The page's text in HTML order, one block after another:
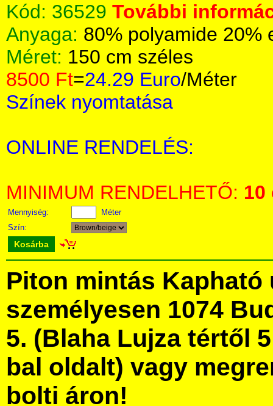
Kód: 36529 További
Anyaga: 80% polyamide 20%
Méret: 150 cm széles
8500 Ft=24.29 Euro/Méter
Színek nyomtatása
ONLINE RENDELÉS:
MINIMUM RENDELHETŐ: 10
Mennyiség:
Méter
Szín:
Kosárba
Piton mintás Kapható
személyesen 1074
5. (Blaha Lujza tértől
bal oldalt) vagy
bolti áron!